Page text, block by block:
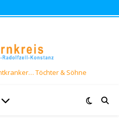
Töchter & Söhne